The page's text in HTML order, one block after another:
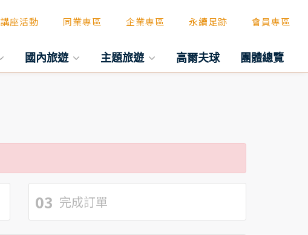
講座活動 同業專區 企業專區 永續足跡 會員專區
國內旅遊 主題旅遊 高爾夫球 團體總覽
03 完成訂單